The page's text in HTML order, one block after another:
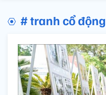
# tranh cổ động